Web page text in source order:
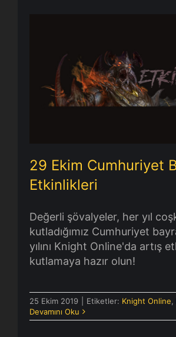
29 Ekim Cumhuriyet
Etkinlikleri
29 Ekim Cumhuriyet
Etkinlikleri
Değerli şövalyeler, her yıl
kutladığımız Cumhuriyet
yılını Knight Online'da artış
kutlamaya hazır olun!
25 Ekim 2019 Etiketler: Knight Online,
Devamını Oku